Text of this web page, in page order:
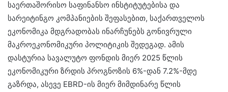
საერთაშორისო საფინანსო ინსტიტუტებისა და
სარეიტინგო კომპანიების შეფასებით, საქართველოს
ეკონომიკა მდგრადობას ინარჩუნებს გონივრული
მაკროეკონომიკური პოლიტიკის შედეგად. ამის
დასტურია სავალუტო ფონდის მიერ 2025 წლის
ეკონომიკური ზრდის პროგნოზის 6%-დან 7.2%-მდე
გაზრდა, ასევე EBRD-ის მიერ მიმდინარე წლის